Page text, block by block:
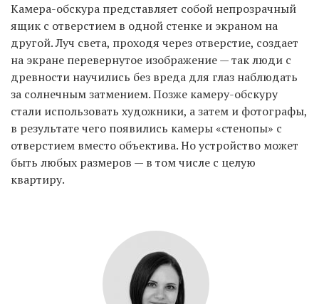
EN
UA
Камера-обскура представляет собой непрозрачный
ящик с отверстием в одной стенке и экраном на
другой. Луч света, проходя через отверстие, создает
на экране перевернутое изображение — так люди с
древности научились без вреда для глаз наблюдать
за солнечным затмением. Позже камеру-обскуру
стали использовать художники, а затем и фотографы,
в результате чего появились камеры «стенопы» с
отверстием вместо объектива. Но устройство может
быть любых размеров — в том числе с целую
квартиру.